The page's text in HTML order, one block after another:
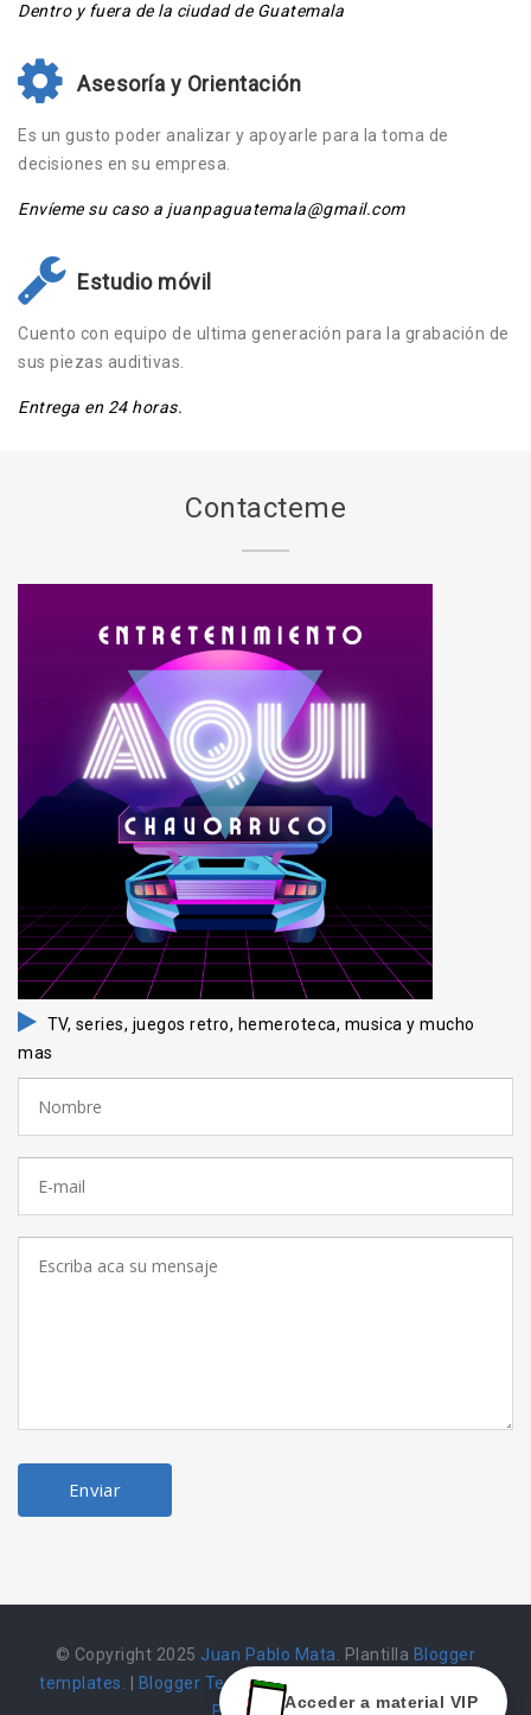
Acceder a material VIP
Dentro y fuera de la ciudad de Guatemala
Asesoría y Orientación
Es un gusto poder analizar y apoyarle para la toma de
decisiones en su empresa.
Envíeme su caso a juanpaguatemala@gmail.com
Estudio móvil
Cuento con equipo de ultima generación para la grabación de
sus piezas auditivas.
Entrega en 24 horas.
Contacteme
TV, series, juegos retro, hemeroteca, musica y mucho
mas
© Copyright 2025 Juan Pablo Mata . Plantilla Blogger
templates
Blogger Templates